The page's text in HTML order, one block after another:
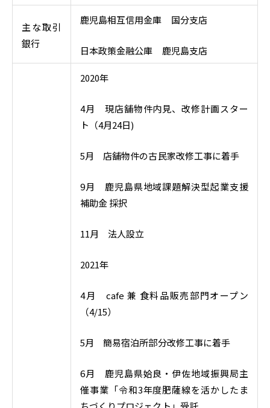
主な取引
銀行
鹿児島相互信用金庫 国分支店
日本政策金融公庫 鹿児島支店
2020年
4月 現店舗物件内見、改修計画スター
ト（4月24日)
5月 店舗物件の古民家改修工事に着手
9月 鹿児島県地域課題解決型起業支援
補助金 採択
11月 法人設立
2021年
4月 cafe 兼 食料品販売部門オープン
（4/15）
5月 簡易宿泊所部分改修工事に着手
6月 鹿児島県姶良・伊佐地域振興局主
催事業「令和3年度肥薩線を活かしたま